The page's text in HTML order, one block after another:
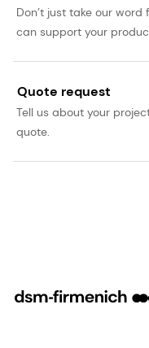
Don’t just take our
can support your
Quote request
Tell us about your
quote.